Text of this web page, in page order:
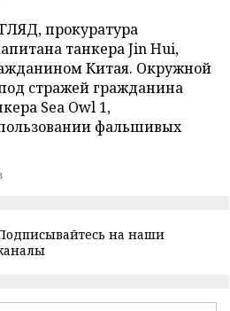
прокуратура
танкера Jin Hui,
Китая. Окружной
стражей гражданина
Sea Owl 1,
фальшивых
на наши